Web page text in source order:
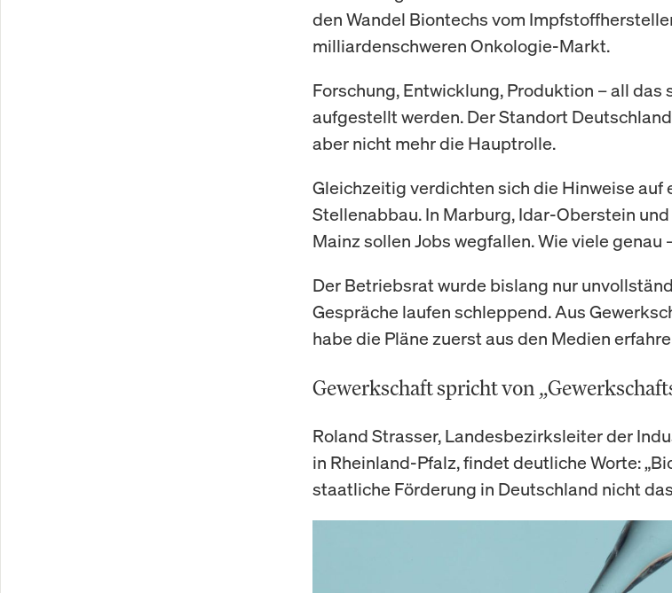
den Wandel Biontechs vom
milliardenschweren Onkologie-Markt.
Forschung, Entwicklung, Produktion – all das
aufgestellt werden. Der Standort
aber nicht mehr die Hauptrolle.
Gleichzeitig verdichten sich die Hinweise auf
Stellenabbau. In Marburg, Idar-Oberstein
Mainz sollen Jobs wegfallen. Wie viele genau
Der Betriebsrat wurde bislang nur
Gespräche laufen schleppend. Aus
habe die Pläne zuerst aus den Medien
Gewerkschaft spricht von
Roland Strasser, Landesbezirksleiter der
in Rheinland-Pfalz, findet deutliche Worte:
staatliche Förderung in Deutschland nicht